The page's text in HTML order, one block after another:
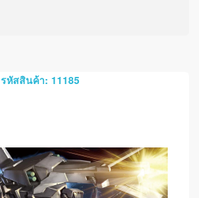
รหัสสินค้า: 11185